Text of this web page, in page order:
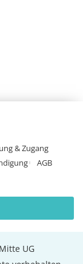
& Zugang
AGB
Mitte UG